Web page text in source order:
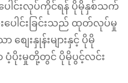
ါင်းလုပ်ကိုင်ရန် ပိုမိုနှစ်သက်
ါင်းခြင်းသည် ထုတ်လုပ်မှု
ျေးနှုန်းများနှင့် ပိုမို
ပံ့ပိုးမှုတို့တွင် ပိုမိုပွင့်လင်း